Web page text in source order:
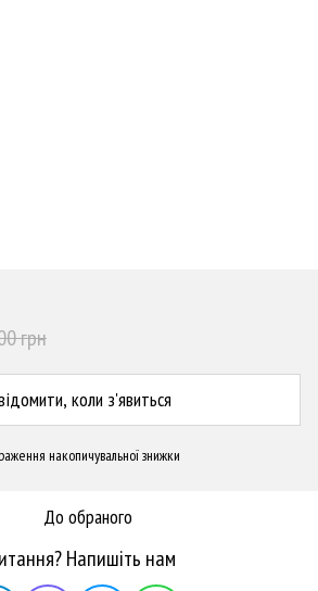
грн
коли з'явиться
накопичувальної знижки
До обраного
Напишіть нам